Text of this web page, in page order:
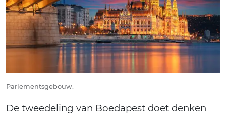
Parlementsgebouw.
De tweedeling van Boedapest doet denken